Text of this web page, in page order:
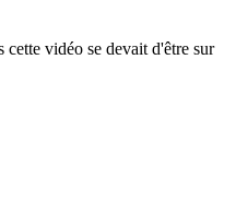
vidéo se devait d'être sur